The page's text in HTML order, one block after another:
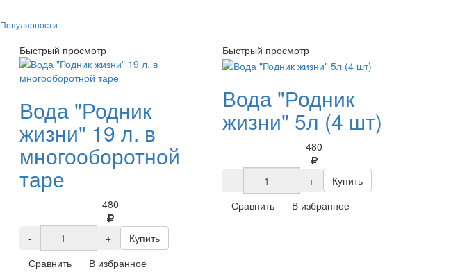
Популярности
Быстрый просмотр
Вода "Родник
жизни" 19 л. в
многооборотной
таре
480
- +
Купить
Сравнить
В избранное
Быстрый просмотр
Вода "Родник
жизни" 5л (4 шт)
480
- +
Купить
Сравнить
В избранное